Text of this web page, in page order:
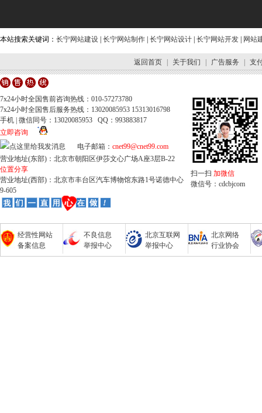
本站搜索关键词： 长宁网站建设 长宁网站制作 长宁网站设计 长宁网站开发 网站
返回首页 关于我们 广告服务 支
7x24小时全国售前咨询热线：010-57273780
7x24小时全国售后服务热线：13020085953 15313016798
手机 | 微信同号：13020085953 QQ：993883817
立即咨询
电子邮箱： cnet99@cnet99.com
营业地址(东部)：北京市朝阳区伊莎文心广场A座3层B-22
位置分享
营业地址(西部)：北京市丰台区汽车博物馆东路1号诺德中心
9-605
扫一扫 加微信
微信号：cdcbjcom
经营性网站
备案信息
不良信息
举报中心
北京互联网
举报中心
北京网络
行业协会